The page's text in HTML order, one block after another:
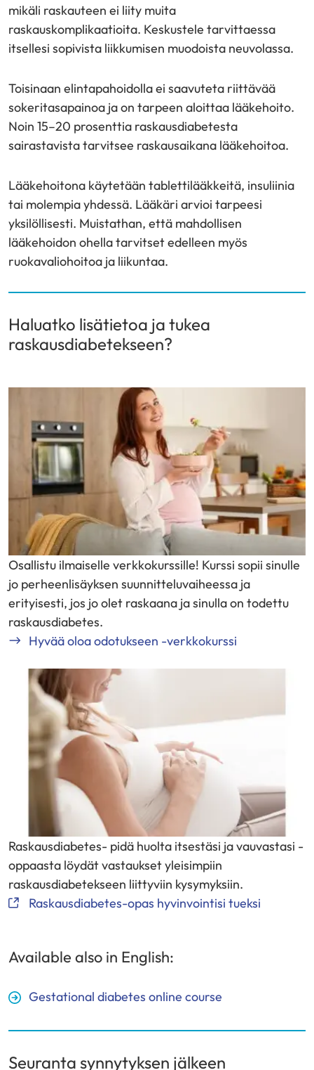
mikäli raskauteen ei liity muita
raskauskomplikaatioita. Keskustele tarvittaessa
itsellesi sopivista liikkumisen muodoista neuvolassa.
Toisinaan elintapahoidolla ei saavuteta riittävää
sokeritasapainoa ja on tarpeen aloittaa lääkehoito.
Noin 15–20 prosenttia raskausdiabetesta
sairastavista tarvitsee raskausaikana lääkehoitoa.
Lääkehoitona käytetään tablettilääkkeitä, insuliinia
tai molempia yhdessä. Lääkäri arvioi tarpeesi
yksilöllisesti. Muistathan, että mahdollisen
lääkehoidon ohella tarvitset edelleen myös
ruokavaliohoitoa ja liikuntaa.
Haluatko lisätietoa ja tukea
raskausdiabetekseen?
Osallistu ilmaiselle verkkokurssille! Kurssi sopii sinulle
jo perheenlisäyksen suunnitteluvaiheessa ja
erityisesti, jos jo olet raskaana ja sinulla on todettu
raskausdiabetes.
Hyvää oloa odotukseen -verkkokurssi
Raskausdiabetes- pidä huolta itsestäsi ja vauvastasi -
oppaasta löydät vastaukset yleisimpiin
raskausdiabetekseen liittyviin kysymyksiin.
Raskausdiabetes-opas hyvinvointisi tueksi
Available also in English:
Gestational diabetes online course
Seuranta synnytyksen jälkeen